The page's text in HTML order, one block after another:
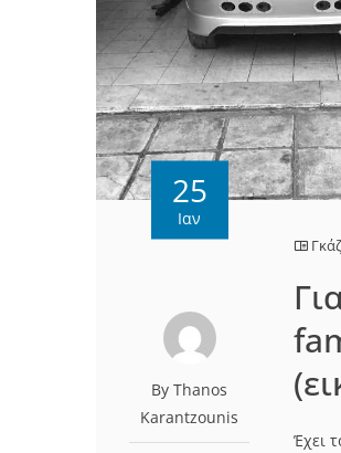
25
Ιαν
By Thanos
Karantzounis
Έχει